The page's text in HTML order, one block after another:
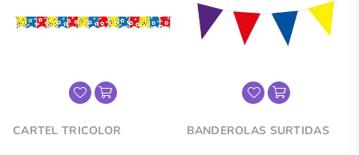
CARTEL TRICOLOR BANDEROLAS SURTIDAS